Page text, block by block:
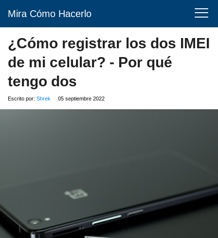
Mira Cómo Hacerlo
¿Cómo registrar los dos IMEI
de mi celular? - Por qué
tengo dos
Escrito por: Shrek 05 septiembre 2022